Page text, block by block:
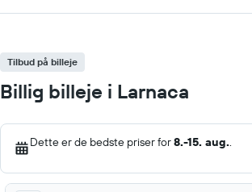
Tilbud på billeje
Billig billeje i Larnaca
Dette er de bedste priser for8.-15. aug..